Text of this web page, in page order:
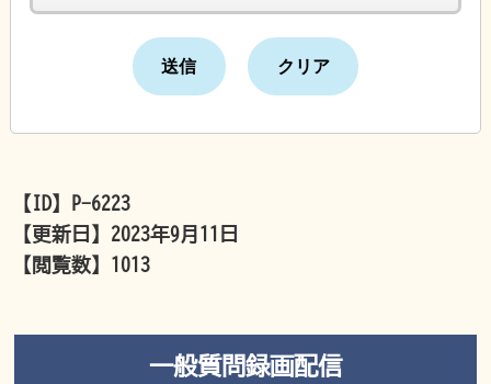
【ID】
P-6223
【更新日】 2023年9月11日
【閲覧数】 1013
一般質問録画配信